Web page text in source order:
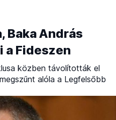
Baka András
a Fideszen
közben távolították el
alóla a Legfelsőbb